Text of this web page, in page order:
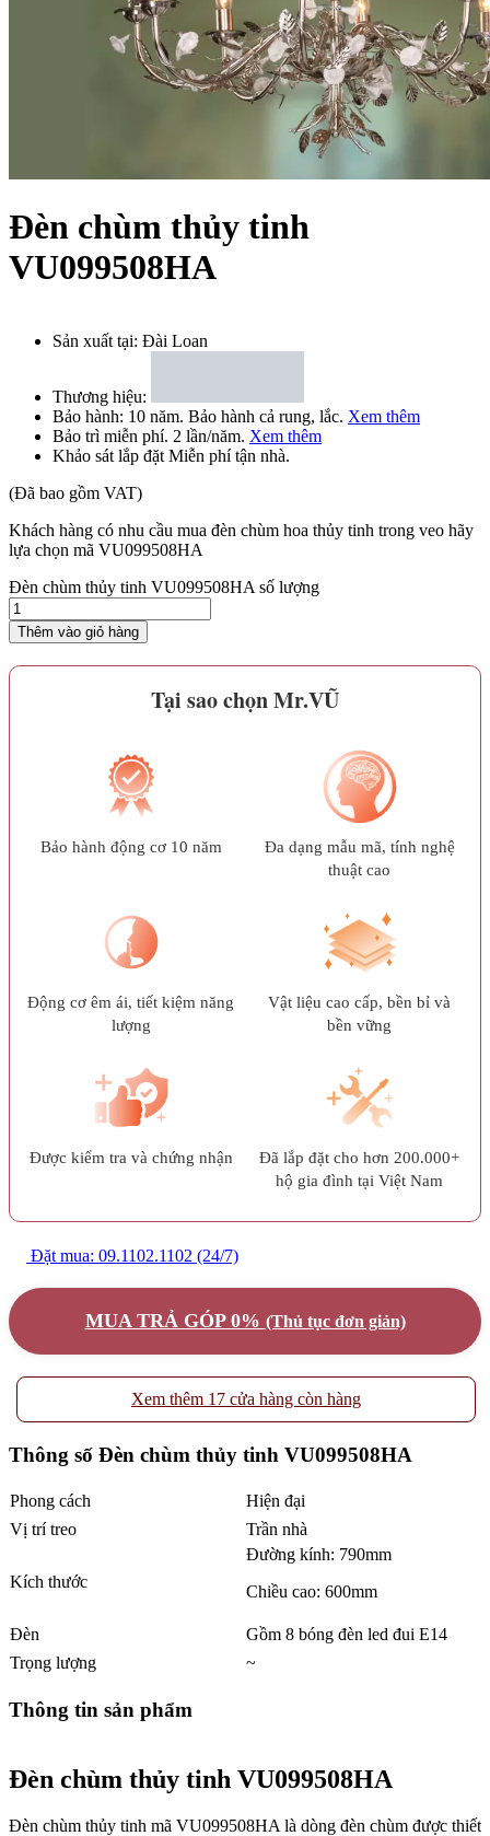
Đèn chùm thủy tinh
VU099508HA
Sản xuất tại: Đài Loan
Thương hiệu:
Bảo hành: 10 năm. Bảo hành cả rung, lắc. Xem thêm
Bảo trì miễn phí. 2 lần/năm. Xem thêm
Khảo sát lắp đặt Miễn phítận nhà.
(Đã bao gồm VAT)
Khách hàng có nhu cầu mua đèn chùm hoa thủy tinh trong veo hãy
lựa chọn mã VU099508HA
Đèn chùm thủy tinh VU099508HA số lượng
Thêm vào giỏ hàng
Tại sao chọn Mr.VŨ
Bảo hành động cơ 10 năm
Đa dạng mẫu mã, tính nghệ
thuật cao
Động cơ êm ái, tiết kiệm năng
lượng
Vật liệu cao cấp, bền bỉ và
bền vững
Được kiểm tra và chứng nhận
Đã lắp đặt cho hơn 200.000+
hộ gia đình tại Việt Nam
Đặt mua: 09.1102.1102 (24/7)
MUA TRẢ GÓP 0% (Thủ tục đơn giản)
Xem thêm 17 cửa hàng còn hàng
Thông số Đèn chùm thủy tinh VU099508HA
Phong cách
Hiện đại
Vị trí treo
Trần nhà
Kích thước
Đường kính: 790mm
Chiều cao: 600mm
Đèn
Gồm 8 bóng đèn led đui E14
Trọng lượng
~
Thông tin sản phẩm
Đèn chùm thủy tinh VU099508HA
Đèn chùm thủy tinh mã VU099508HA là dòng đèn chùm được thiết